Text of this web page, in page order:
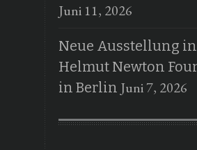
Juni 11, 2026
Neue Ausstellung
Helmut Newton
in Berlin Juni 7, 2026